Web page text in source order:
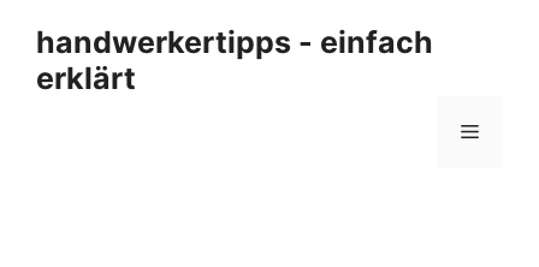
Inhalt
springen
handwerkertipps - einfach
erklärt
Menü